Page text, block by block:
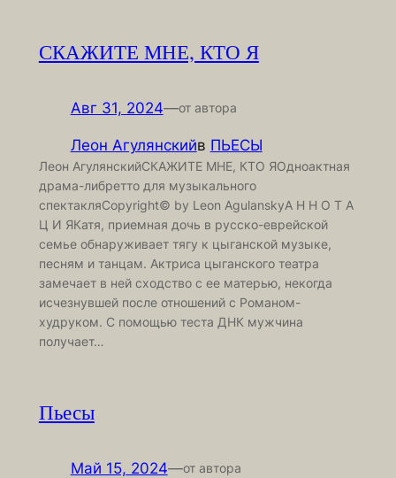
СКАЖИТЕ МНЕ, КТО Я
Авг 31, 2024—от автора
Леон Агулянскийв ПЬЕСЫ
Леон АгулянскийСКАЖИТЕ МНЕ, КТО ЯОдноактная
драма-либретто для музыкального
спектакляCopyright© by Leon AgulanskyА Н Н О Т А
Ц И ЯКатя, приемная дочь в русско-еврейской
семье обнаруживает тягу к цыганской музыке,
песням и танцам. Актриса цыганского театра
замечает в ней сходство с ее матерью, некогда
исчезнувшей после отношений с Романом-
худруком. С помощью теста ДНК мужчина
получает…
Пьесы
Май 15, 2024—от автора